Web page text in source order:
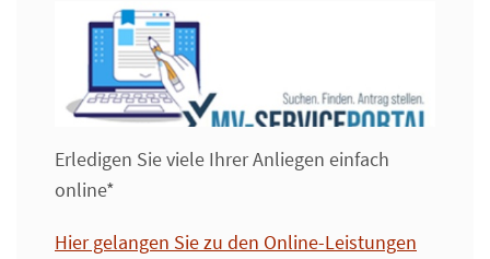
Erledigen Sie viele Ihrer Anliegen einfach
online*
Hier gelangen Sie zu den Online-Leistungen